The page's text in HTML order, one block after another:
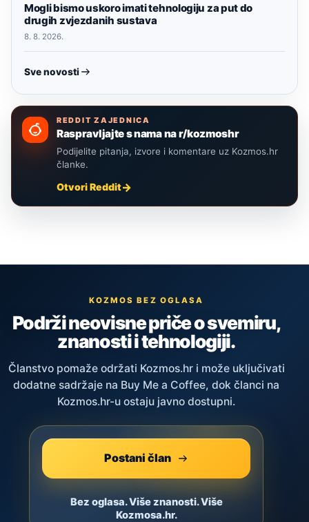
Mogli bismo uskoro imati tehnologiju za put do
drugih zvjezdanih sustava
8. 8. 2026.
Sve novosti
REDDIT ZAJEDNICA
Raspravljajte s nama na r/kozmoshr
Podijelite pitanja, izvore i komentare uz Kozmos.hr
članke.
Otvori Reddit
KOZMOS BEZ OGLASA
Podrži neovisne priče o svemiru,
znanosti i tehnologiji.
Članstvo pomaže održati Kozmos.hr i može uključivati
dodatne sadržaje na Buy Me a Coffee, dok članci na
Kozmos.hr-u ostaju javno dostupni.
Postani član
Bez oglasa. Više znanosti. Više
Kozmosa.hr.